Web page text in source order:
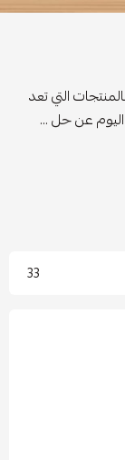
التي تعد
اليوم عن حل ...
33